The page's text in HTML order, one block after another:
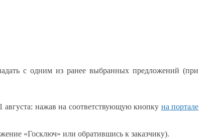
с одним из ранее выбранных предложений (при
1 августа: нажавна соответствующуюкнопку на портале
«Госключ» или обратившись к заказчику).